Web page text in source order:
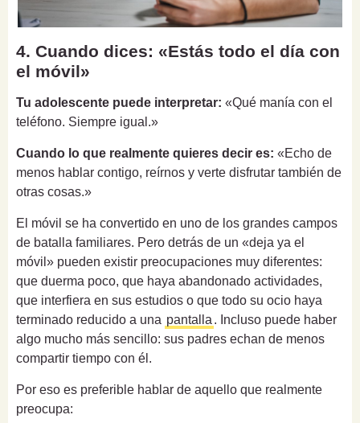
4. Cuando dices: «Estás todo el día con
el móvil»
Tu adolescente puede interpretar: «Qué manía con el
teléfono. Siempre igual.»
Cuando lo que realmente quieres decir es: «Echo de
menos hablar contigo, reírnos y verte disfrutar también de
otras cosas.»
El móvil se ha convertido en uno de los grandes campos
de batalla familiares. Pero detrás de un «deja ya el
móvil» pueden existir preocupaciones muy diferentes:
que duerma poco, que haya abandonado actividades,
que interfiera en sus estudios o que todo su ocio haya
terminado reducido a una pantalla . Incluso puede haber
algo mucho más sencillo: sus padres echan de menos
compartir tiempo con él.
Por eso es preferible hablar de aquello que realmente
preocupa: